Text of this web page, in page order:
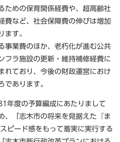
ための保育関係経費や、超高齢社
費など、社会保障費の伸びは増加
ます。
事業費のほか、老朽化が進む公共
フラ施設の更新・維持補修経費に
れており、今後の財政運営におけ
であります。
年度の予算編成にあたりまして
、「志木市の将来を見据えた『ま
ピード感をもって着実に実行する